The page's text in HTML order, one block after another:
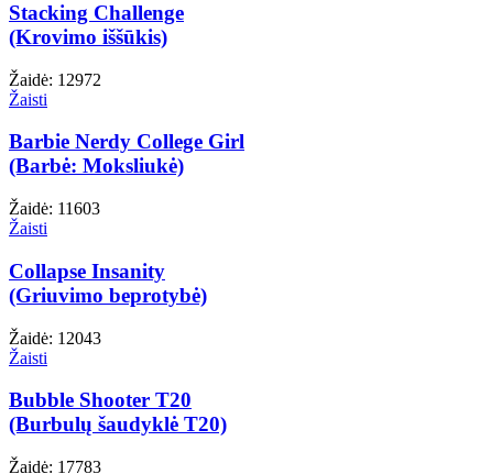
Stacking Challenge
(Krovimo iššūkis)
Žaidė: 12972
Žaisti
Barbie Nerdy College Girl
(Barbė: Moksliukė)
Žaidė: 11603
Žaisti
Collapse Insanity
(Griuvimo beprotybė)
Žaidė: 12043
Žaisti
Bubble Shooter T20
(Burbulų šaudyklė T20)
Žaidė: 17783